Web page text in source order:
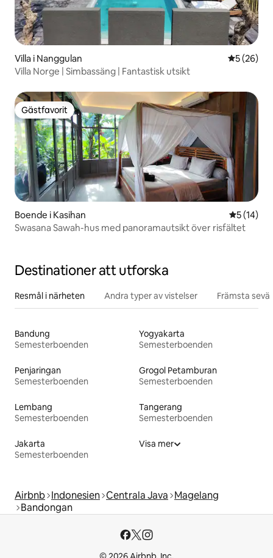
Villa i Nanggulan 5 av 5 i
5 (26)
Villa Norge | Simbassäng | Fantastisk utsikt
Gästfavorit
Gästfavorit
Boende i Kasihan 5 av 5 i
5 (14)
Swasana Sawah-hus med panoramautsikt över risfältet
Destinationer att utforska
Resmål i närheten Andra typer av vistelser Främsta
Bandung
Semesterboenden
Yogyakarta
Semesterboenden
Penjaringan
Semesterboenden
Grogol Petamburan
Semesterboenden
Lembang
Semesterboenden
Tangerang
Semesterboenden
Jakarta
Semesterboenden
Visa mer
Airbnb Indonesien Centrala Java Magelang
Bandongan